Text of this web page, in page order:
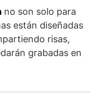
no son solo para
están diseñadas
risas,
grabadas en